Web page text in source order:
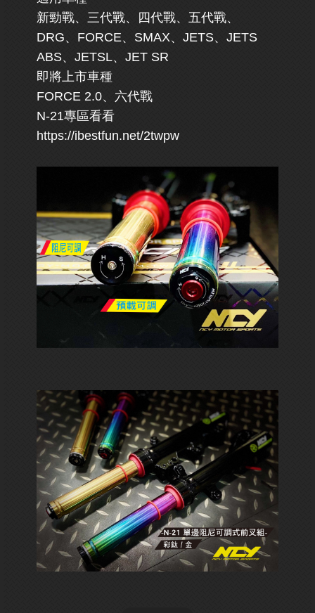
新勁戰、三代戰、四代戰、五代戰、
DRG、FORCE、SMAX、JETS、JETS
ABS、JETSL、JET SR
即將上市車種
FORCE 2.0、六代戰
N-21專區看看
https://ibestfun.net/2twpw